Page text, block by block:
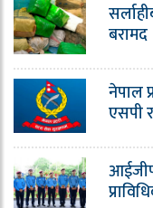
बरामद
नेपाल
एसपी